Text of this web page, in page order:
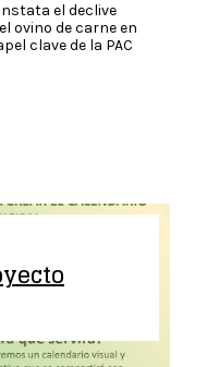
el declive
ovino de carne en
clave de la PAC